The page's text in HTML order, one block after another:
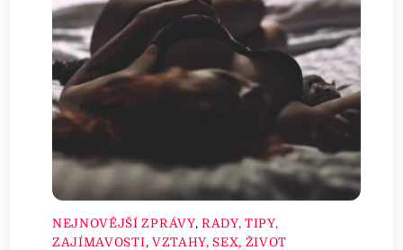
NEJNOVĚJŠÍ ZPRÁVY, RADY, TIPY,
ZAJÍMAVOSTI, VZTAHY, SEX, ŽIVOT